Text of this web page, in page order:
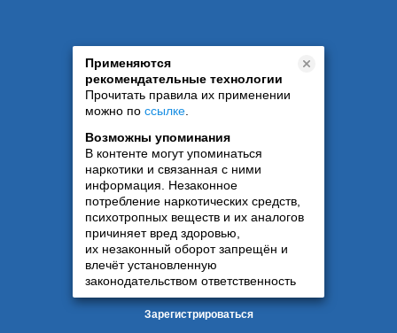
Применяются
рекомендательные технологии
Прочитать правила их применении
можно по ссылке
Возможны упоминания
В контенте могут упоминаться
наркотики и связанная с ними
информация. Незаконное
потребление наркотических средств,
психотропных веществ и их аналогов
причиняет вред здоровью,
их незаконный оборот запрещён и
влечёт установленную
законодательством ответственность
Зарегистрироваться